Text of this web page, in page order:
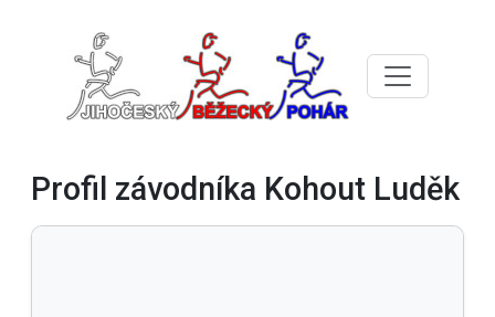
Profil závodníka Kohout Luděk